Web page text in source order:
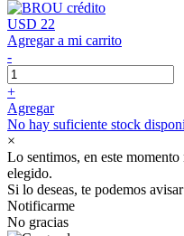
USD 22
Agregar a mi carrito
-
+
Agregar
No hay suficiente stock
×
Lo sentimos, en este
elegido.
Si lo deseas, te podemos
Notificarme
No gracias